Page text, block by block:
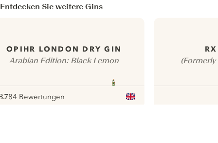
Entdecken Sie weitere Gins
OPIHR LONDON DRY GIN
Arabian Edition: Black Lemon
84 Bewertungen
(Formerly